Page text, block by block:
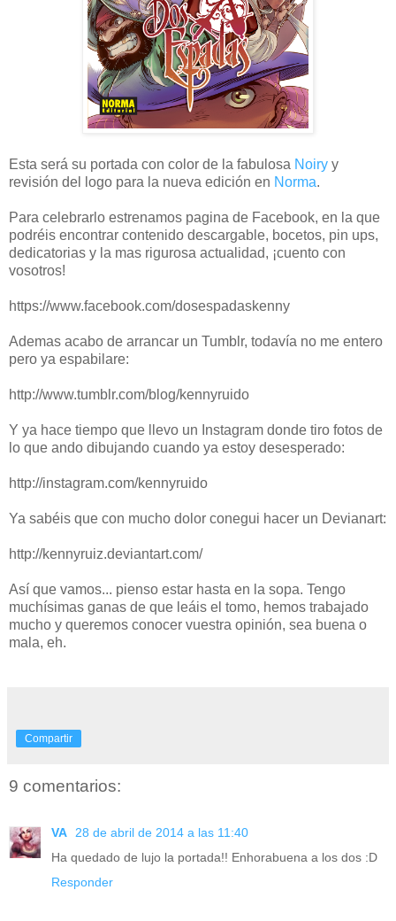
Esta será su portada con color de la fabulosa Noiry y
revisión del logo para la nueva edición en Norma.
Para celebrarlo estrenamos pagina de Facebook, en la que
podréis encontrar contenido descargable, bocetos, pin ups,
dedicatorias y la mas rigurosa actualidad, ¡cuento con
vosotros!
https://www.facebook.com/dosespadaskenny
Ademas acabo de arrancar un Tumblr, todavía no me entero
pero ya espabilare:
http://www.tumblr.com/blog/kennyruido
Y ya hace tiempo que llevo un Instagram donde tiro fotos de
lo que ando dibujando cuando ya estoy desesperado:
http://instagram.com/kennyruido
Ya sabéis que con mucho dolor conegui hacer un Devianart:
http://kennyruiz.deviantart.com/
Así que vamos... pienso estar hasta en la sopa. Tengo
muchísimas ganas de que leáis el tomo, hemos trabajado
mucho y queremos conocer vuestra opinión, sea buena o
mala, eh.
Compartir
9 comentarios:
VA
28 de abril de 2014 a las 11:40
Ha quedado de lujo la portada!! Enhorabuena a los dos :D
Responder